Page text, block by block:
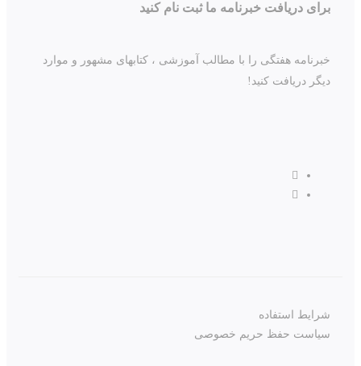
برای دریافت خبرنامه ما ثبت نام کنید
خبرنامه هفتگی را با مطالب آموزشی ، کتابهای مشهور و موارد
دیگر دریافت کنید!
شرایط استفاده
سیاست حفظ حریم خصوصی